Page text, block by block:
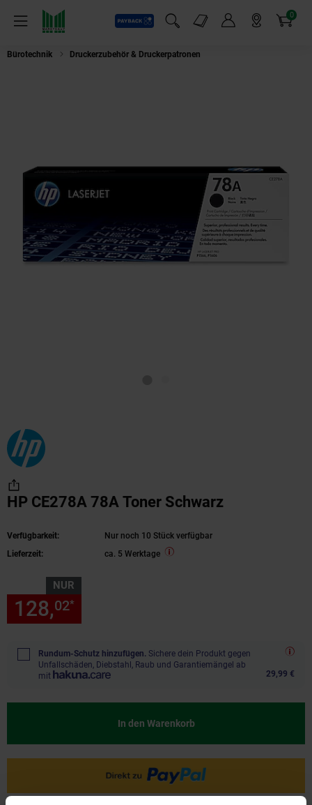
Menü
Payback
Suchfeld einblenden
Markt-Angebote 0
Artikel
Bürotechnik Druckerzubehör & Druckerpatronen
HP CE278A 78A Toner Schwarz
Verfügbarkeit:
Nur noch 10 Stück verfügbar
Lieferzeit:
ca. 5 Werktage
NUR
128,02*
Rundum-Schutz hinzufügen. Sichere dein Produkt gegen
Unfallschäden, Diebstahl, Raub und Garantiemängel ab
mit
29,99 €
In den Warenkorb